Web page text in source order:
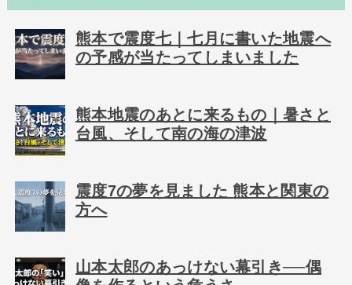
熊本で震度七｜七月に書いた地震へ
の予感が当たってしまいました
熊本地震のあとに来るもの｜暑さと
台風、そして南の海の津波
震度7の夢を見ました 熊本と関東の
方へ
山本太郎のあっけない幕引き──偶